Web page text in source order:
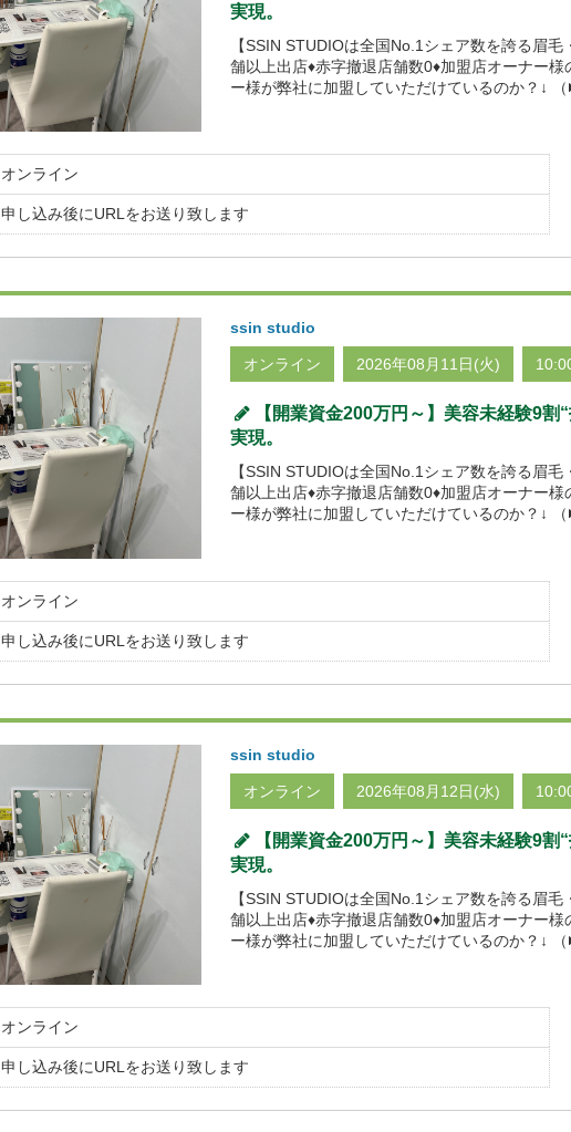
実現。
【SSIN STUDIOは全国No.1シェア数を誇る眉
舗以上出店♦赤字撤退店舗数0♦加盟店オーナー
ー様が弊社に加盟していただけているのか？↓ （
オンライン
申し込み後にURLをお送り致します
ssin studio
オンライン 2026年08月11日(火)
【開業資金200万円～】美容未経験9
実現。
【SSIN STUDIOは全国No.1シェア数を誇る眉
舗以上出店♦赤字撤退店舗数0♦加盟店オーナー
ー様が弊社に加盟していただけているのか？↓ （
オンライン
申し込み後にURLをお送り致します
ssin studio
オンライン 2026年08月12日(水)
【開業資金200万円～】美容未経験9
実現。
【SSIN STUDIOは全国No.1シェア数を誇る眉
舗以上出店♦赤字撤退店舗数0♦加盟店オーナー
ー様が弊社に加盟していただけているのか？↓ （
オンライン
申し込み後にURLをお送り致します